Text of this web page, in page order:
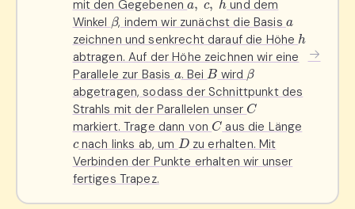
mit den Gegebenen
und dem
Winkel β, indem wir zunächst die Basis
zeichnen und senkrecht darauf die Höhe h
abtragen. Auf der Höhe zeichnen wir eine
Parallele zur Basis a. BeiB wird β
abgetragen, sodass der Schnittpunkt des
Strahls mit der Parallelen unserC
markiert. Trage dann vonC aus die Länge
cnach links ab, um Dzu erhalten. Mit
Verbinden der Punkte erhalten wir unser
fertiges Trapez.